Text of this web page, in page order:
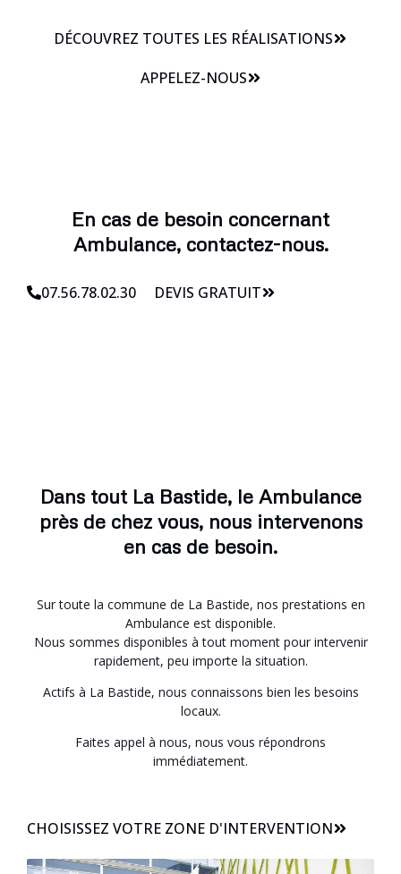
DÉCOUVREZ TOUTES LES RÉALISATIONS
APPELEZ-NOUS
En cas de besoin concernant
Ambulance, contactez-nous.
07.56.78.02.30 DEVIS GRATUIT
Dans tout La Bastide, le Ambulance
près de chez vous, nous intervenons
en cas de besoin.
Sur toute la commune de La Bastide, nos prestations en
Ambulance est disponible.
Nous sommes disponibles à tout moment pour intervenir
rapidement, peu importe la situation.
Actifs à La Bastide, nous connaissons bien les besoins
locaux.
Faites appel à nous, nous vous répondrons
immédiatement.
CHOISISSEZ VOTRE ZONE D'INTERVENTION